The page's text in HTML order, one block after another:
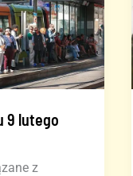
9 lutego
z